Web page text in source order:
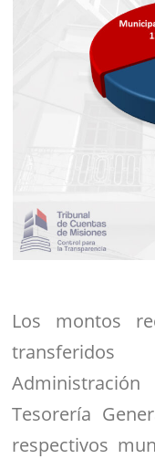
Los montos
Tesorería
respectivos